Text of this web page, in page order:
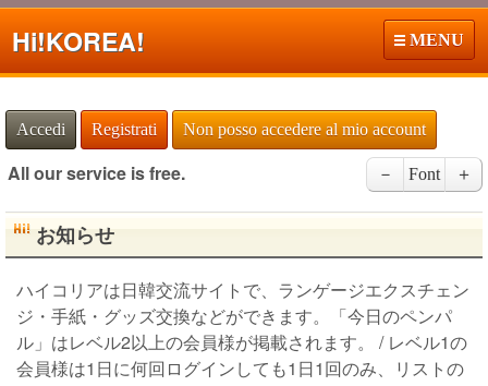
Hi!KOREA! MENU
Accedi Registrati Non posso accedere al mio account
All our service is free. － Font ＋
お知らせ
ハイコリアは日韓交流サイトで、ランゲージエクスチェン
ジ・手紙・グッズ交換などができます。「今日のペンパ
ル」はレベル2以上の会員様が掲載されます。 / レベル1の
会員様は1日に何回ログインしても1日1回のみ、リストの